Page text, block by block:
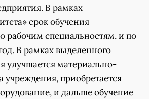
В рамках
срок обучения
рабочим специальностям, и по
В рамках выделенного
улучшается материально-
учреждения, приобретается
и дальше обучение